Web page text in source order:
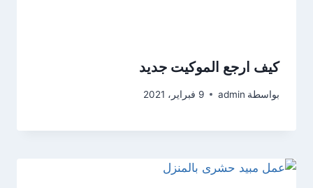
كيف ارجع الموكيت جديد
بواسطة admin 9 فبراير، 2021